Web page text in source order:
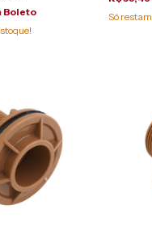
Boleto
Só restam